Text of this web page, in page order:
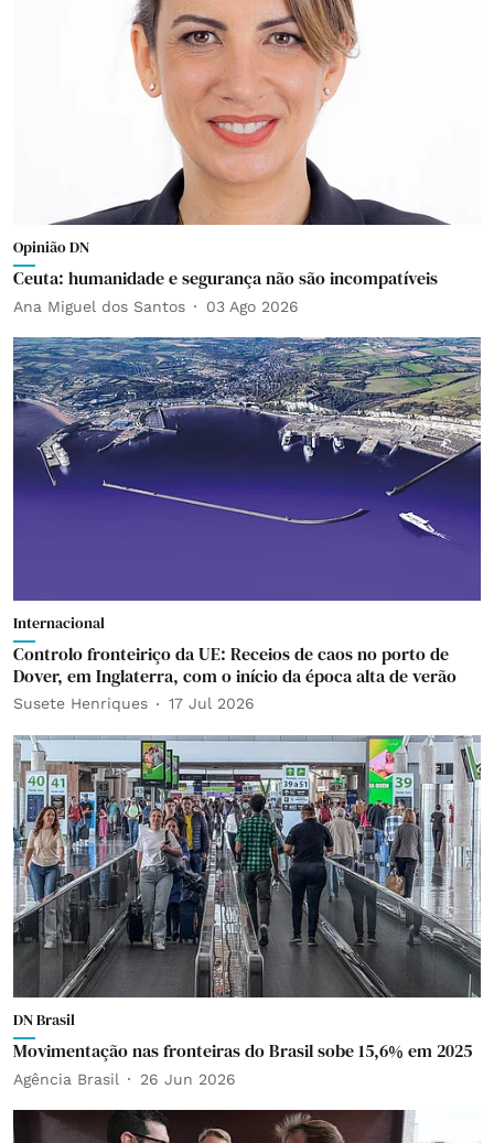
Opinião DN
Ceuta: humanidade e segurança não são incompatíveis
Ana Miguel dos Santos 03 Ago 2026
Internacional
Controlo fronteiriço da UE: Receios de caos no porto de
Dover, em Inglaterra, com o início da época alta de verão
Susete Henriques 17 Jul 2026
DN Brasil
Movimentação nas fronteiras do Brasil sobe 15,6% em 2025
Agência Brasil 26 Jun 2026